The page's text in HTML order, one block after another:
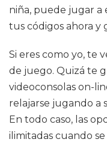
niña, puede jugar a
tus códigos ahora y
Si eres como yo, te
de juego. Quizá te
videoconsolas on-
relajarse jugando a
En todo caso, las
ilimitadas cuando